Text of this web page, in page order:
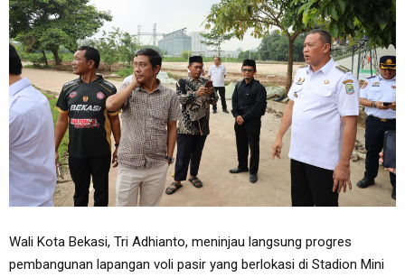
Wali Kota Bekasi, Tri Adhianto, meninjau langsung progres
pembangunan lapangan voli pasir yang berlokasi di Stadion Mini